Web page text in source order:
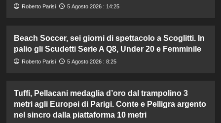
Roberto Parisi 5 Agosto 2026 : 14:25
Beach Soccer, sei giorni di spettacolo a Scoglitti. In
palio gli Scudetti Serie A Q8, Under 20 e Femminile
Roberto Parisi 5 Agosto 2026 : 8:25
Tuffi, Pellacani medaglia d’oro dal trampolino 3
metri agli Europei di Parigi. Conte e Pelligra argento
nel sincro dalla piattaforma 10 metri